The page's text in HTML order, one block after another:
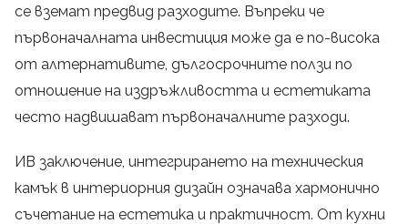
се вземат предвид разходите. Въпреки че
първоначалната инвестиция може да е по-висока
от алтернативите, дългосрочните ползи по
отношение на издръжливостта и естетиката
често надвишават първоначалните разходи.
ИВ заключение, интегрирането на техническия
камък в интериорния дизайн означава хармонично
съчетание на естетика и практичност. От кухни